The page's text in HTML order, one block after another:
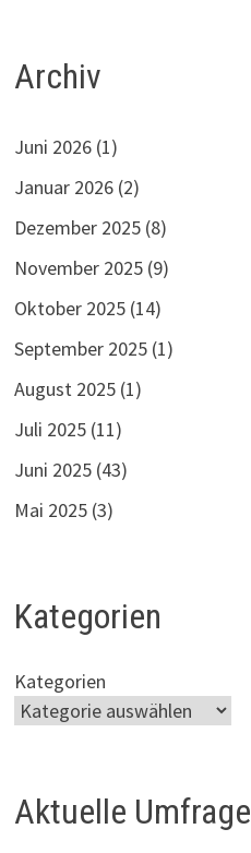
Archiv
Juni 2026 (1)
Januar 2026 (2)
Dezember 2025 (8)
November 2025 (9)
Oktober 2025 (14)
September 2025 (1)
August 2025 (1)
Juli 2025 (11)
Juni 2025 (43)
Mai 2025 (3)
Kategorien
Kategorien
Aktuelle Umfrage